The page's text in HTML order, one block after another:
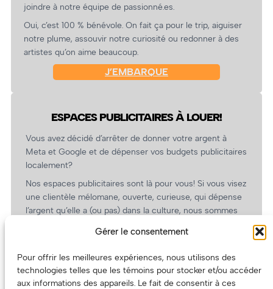
Gérer le consentement
Pour offrir les meilleures expériences, nous utilisons des
technologies telles que les témoins pour stocker et/ou accéder
aux informations des appareils. Le fait de consentir à ces
joindre à notre équipe de passionné.es.
Oui, c’est 100 % bénévole. On fait ça pour le trip, aiguiser
notre plume, assouvir notre curiosité ou redonner à des
artistes qu’on aime beaucoup.
J’EMBARQUE
ESPACES PUBLICITAIRES À LOUER!
Vous avez décidé d’arrêter de donner votre argent à
Meta et Google et de dépenser vos budgets publicitaires
localement?
Nos espaces publicitaires sont là pour vous! Si vous visez
une clientèle mélomane, ouverte, curieuse, qui dépense
l’argent qu’elle a (ou pas) dans la culture, nous sommes
revient.
(Oui, on va avoir des tarifs spéciaux pour vous, les